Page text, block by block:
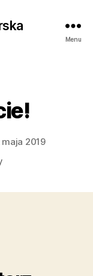
Menu
maja 2019